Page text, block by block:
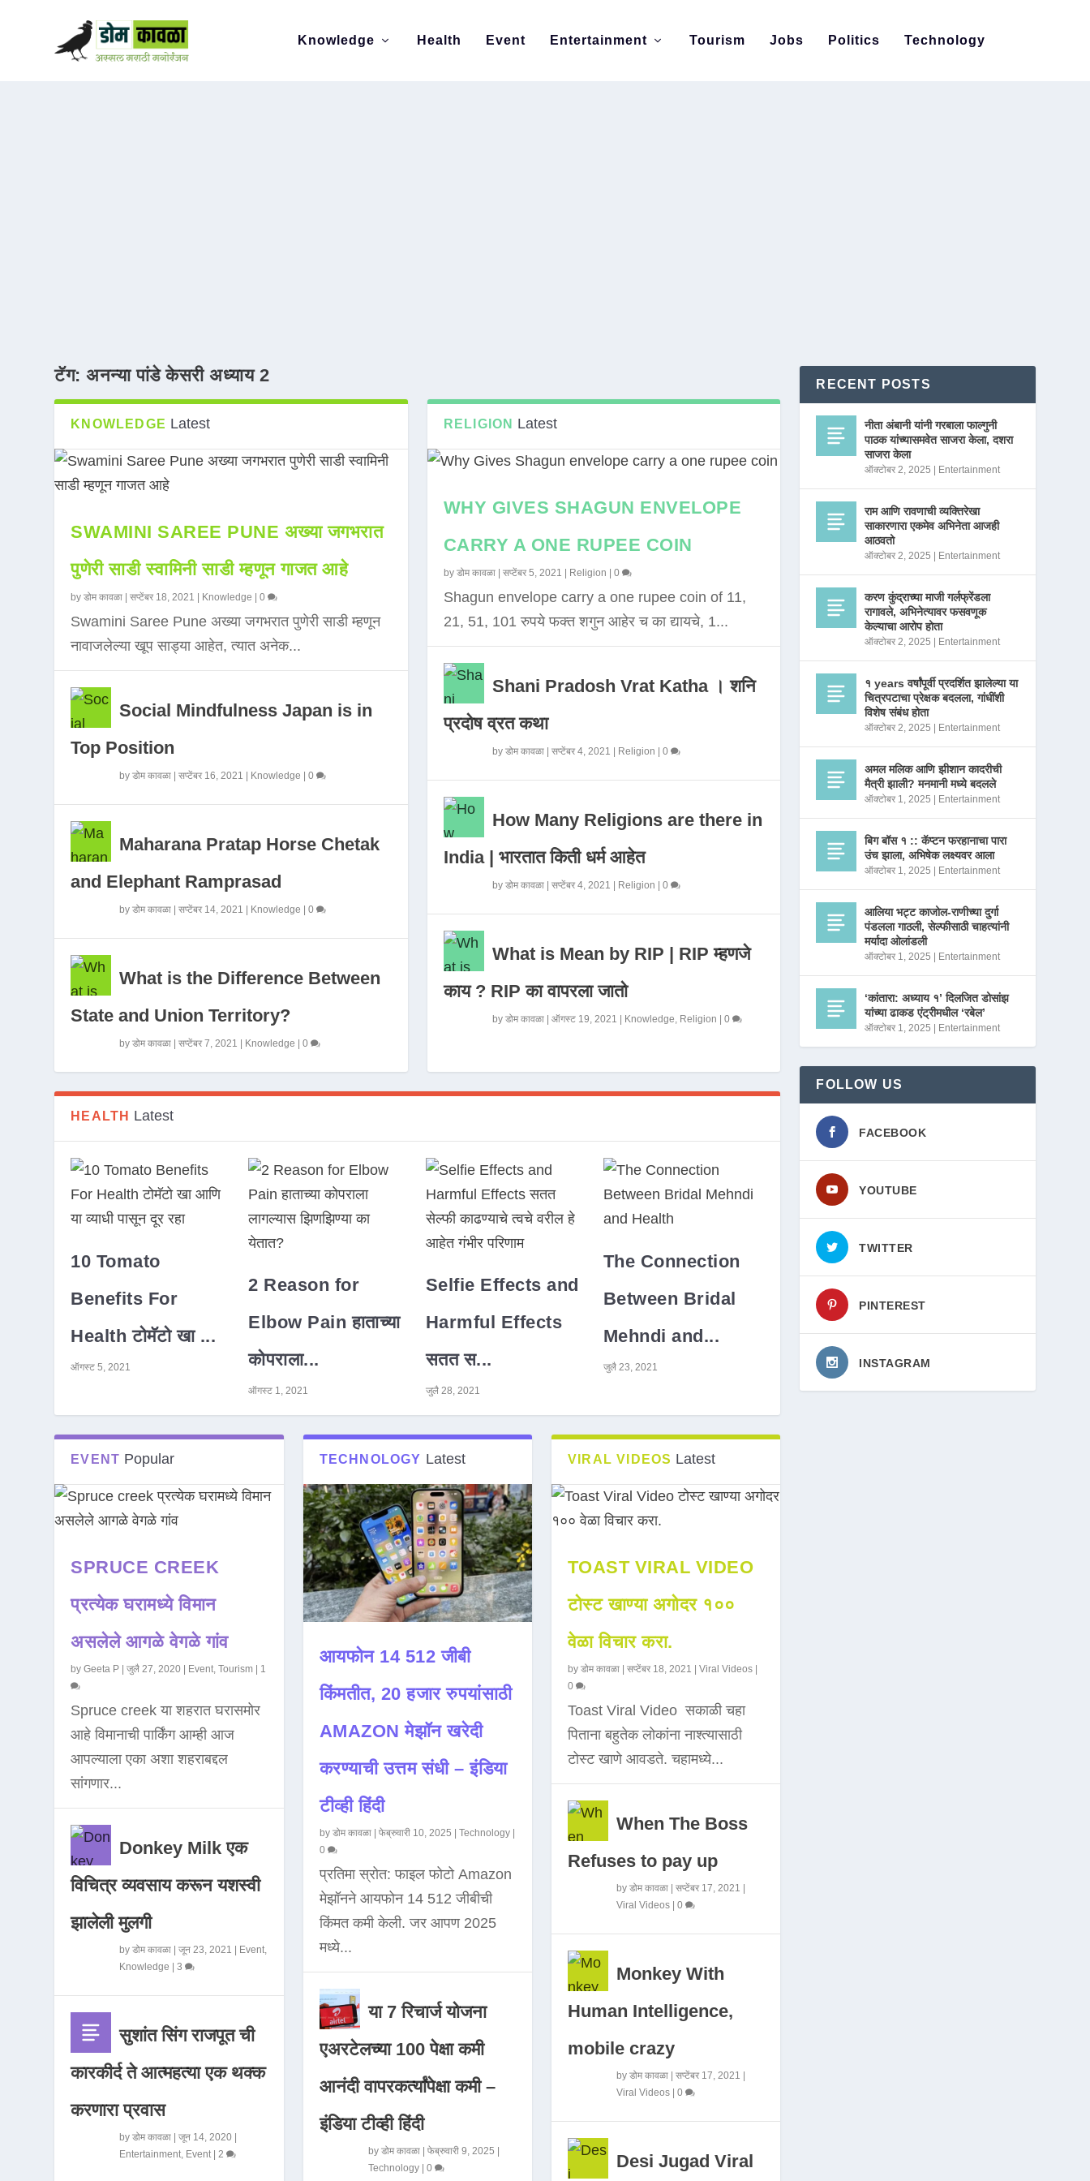
Knowledge Health Event Entertainment Tourism Jobs Politics Technology
टॅग:अनन्या पांडे केसरी अध्याय 2
KNOWLEDGE Latest
SWAMINI SAREE PUNE अख्या जगभरात
पुणेरी साडी स्वामिनी साडी म्हणून गाजत आहे
byडोम कावळा |सप्टेंबर 18, 2021 Knowledge |0
Swamini Saree Pune अख्या जगभरात पुणेरी साडी म्हणून
नावाजलेल्या खूप साड्या आहेत, त्यात अनेक...
Social Mindfulness Japan is in
Top Position
byडोम कावळा |सप्टेंबर 16, 2021 Knowledge |0
Maharana Pratap Horse Chetak
and Elephant Ramprasad
byडोम कावळा |सप्टेंबर 14, 2021 Knowledge |0
What is the Difference Between
State and Union Territory?
byडोम कावळा |सप्टेंबर 7, 2021 Knowledge |0
RELIGION Latest
WHY GIVES SHAGUN ENVELOPE
CARRY A ONE RUPEE COIN
by डोम कावळा| सप्टेंबर 5, 2021 Religion 0
Shagun envelope carry a one rupee coin of 11,
21, 51, 101 रुपये फक्त शगुन आहेर च का द्यायचे, 1...
Shani Pradosh Vrat Katha । शनि
प्रदोष व्रत कथा
by डोम कावळा| सप्टेंबर 4, 2021 Religion 0
How Many Religions are there in
India | भारतात किती धर्म आहेत
by डोम कावळा| सप्टेंबर 4, 2021 Religion 0
What is Mean by RIP | RIP म्हणजे
काय ? RIP का वापरला जातो
by डोम कावळा| ऑगस्ट 19, 2021 Knowledge, Religion 0
HEALTH Latest
10 Tomato
Benefits For
Health टोमॅटो खा ...
ऑगस्ट 5, 2021
2 Reason for
Elbow Pain हाताच्या
कोपराला...
ऑगस्ट 1, 2021
Selfie Effects and
Harmful Effects
सतत स...
जुलै 28, 2021
The Connection
Between Bridal
Mehndi and...
जुलै 23, 2021
EVENT Popular
SPRUCE CREEK
प्रत्येक घरामध्ये विमान
असलेले आगळे वेगळे गांव
byGeeta P |जुलै 27, 2020 Event,Tourism 1
Spruce creek या शहरात घरासमोर
आहे विमानाची पार्किंग आम्ही आज
आपल्याला एका अशा शहराबद्दल
सांगणार...
Donkey Milk एक
विचित्र व्यवसाय करून यशस्वी
झालेली मुलगी
byडोम कावळा |जून 23, 2021 Event,
Knowledge |3
सुशांत सिंग राजपूत ची
कारकीर्द ते आत्महत्या एक थक्क
करणारा प्रवास
byडोम कावळा |जून 14, 2020
Entertainment, Event|2
TECHNOLOGY Latest
आयफोन 14 512 जीबी
किंमतीत, 20 हजार रुपयांसाठी
AMAZON मेझॉन खरेदी
करण्याची उत्तम संधी – इंडिया
टीव्ही हिंदी
by डोम कावळा| फेब्रुवारी 10, 2025 | Technology|
0
प्रतिमा स्रोत: फाइल फोटो Amazon
मेझॉनने आयफोन 14 512 जीबीची
किंमत कमी केली. जर आपण 2025
मध्ये...
या 7 रिचार्ज योजना
एअरटेलच्या 100 पेक्षा कमी
आनंदी वापरकर्त्यांपेक्षा कमी –
इंडिया टीव्ही हिंदी
by डोम कावळा| फेब्रुवारी 9, 2025 |
Technology| 0
VIRAL VIDEOS Latest
TOAST VIRAL VIDEO
टोस्ट खाण्या अगोदर १००
वेळा विचार करा.
by डोम कावळा| सप्टेंबर 18, 2021 Viral Videos|
0
Toast Viral Video सकाळी चहा
पिताना बहुतेक लोकांना नाश्त्यासाठी
टोस्ट खाणे आवडते. चहामध्ये...
When The Boss
Refuses to pay up
by डोम कावळा| सप्टेंबर 17, 2021
Viral Videos| 0
Monkey With
Human Intelligence,
mobile crazy
by डोम कावळा| सप्टेंबर 17, 2021
Viral Videos| 0
Desi Jugad Viral
RECENT POSTS
नीता अंबानी यांनी गरबाला फाल्गुनी
पाठक यांच्यासमवेत साजरा केला, दशरा
साजरा केला
ऑक्टोबर 2, 2025 Entertainment
राम आणि रावणाची व्यक्तिरेखा
साकारणारा एकमेव अभिनेता आजही
आठवतो
ऑक्टोबर 2, 2025 Entertainment
करण कुंद्राच्या माजी गर्लफ्रेंडला
रागावले, अभिनेत्यावर फसवणूक
केल्याचा आरोप होता
ऑक्टोबर 2, 2025 Entertainment
१ years वर्षांपूर्वी प्रदर्शित झालेल्या या
चित्रपटाचा प्रेक्षक बदलला, गांधींशी
विशेष संबंध होता
ऑक्टोबर 2, 2025 Entertainment
अमल मलिक आणि झीशान कादरीची
मैत्री झाली? मनमानी मध्ये बदलले
ऑक्टोबर 1, 2025 Entertainment
बिग बॉस १ :: कॅप्टन फरहानाचा पारा
उंच झाला, अभिषेक लक्ष्यवर आला
ऑक्टोबर 1, 2025 Entertainment
आलिया भट्ट काजोल-राणीच्या दुर्गा
पंडलला गाठली, सेल्फीसाठी चाहत्यांनी
मर्यादा ओलांडली
ऑक्टोबर 1, 2025 Entertainment
‘कांतारा: अध्याय १’ दिलजित डोसांझ
यांच्या ढाकड एंट्रीमधील ‘रबेल’
ऑक्टोबर 1, 2025 Entertainment
FOLLOW US
FACEBOOK
YOUTUBE
TWITTER
PINTEREST
INSTAGRAM